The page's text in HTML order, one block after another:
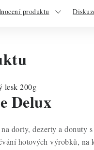
produktu
Delux
dorty, dezerty a donuty
hotových výrobků,